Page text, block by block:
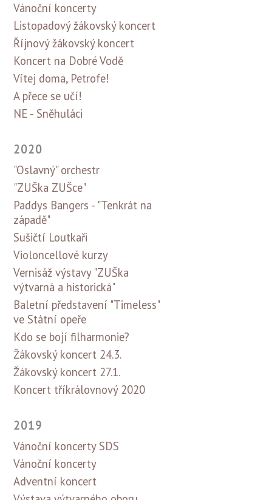
Vánoční koncerty
Listopadový žákovský koncert
Říjnový žákovský koncert
Koncert na Dobré Vodě
Vítej doma, Petrofe!
A přece se učí!
NE - Sněhuláci
2020
"Oslavný" orchestr
"ZUŠka ZUŠce"
Paddys Bangers - "Tenkrát na
západě"
Sušičtí Loutkaři
Violoncellové kurzy
Vernisáž výstavy "ZUŠka
výtvarná a historická"
Baletní představení "Timeless"
ve Státní opeře
Kdo se bojí filharmonie?
Žákovský koncert 24.3.
Žákovský koncert 27.1.
Koncert tříkrálovnový 2020
2019
Vánoční koncerty SDS
Vánoční koncerty
Adventní koncert